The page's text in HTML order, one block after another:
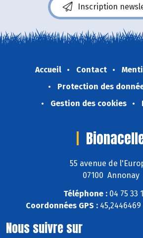
Inscription
Accueil Contact
Protection des
Gestion des cookies
55 avenue de
07100 Annonay
Téléphone : 04 75 33
Coordonnées GPS : 45,2446469
Nous suivre sur